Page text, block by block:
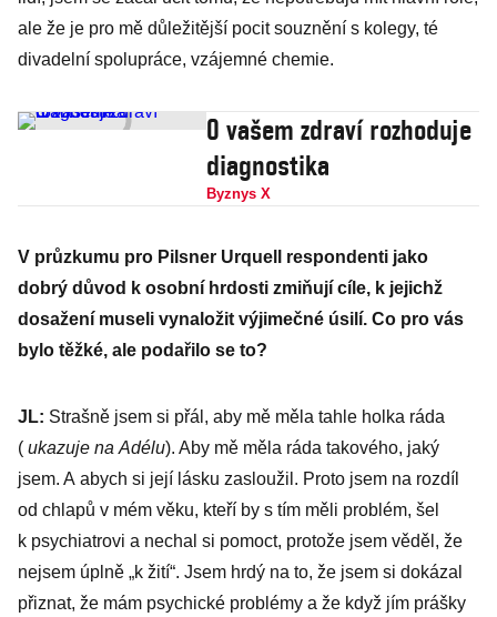
ale že je pro mě důležitější pocit souznění s kolegy, té
divadelní spolupráce, vzájemné chemie.
O vašem zdraví rozhoduje
diagnostika
Byznys X
V průzkumu pro Pilsner Urquell respondenti jako
dobrý důvod k osobní hrdosti zmiňují cíle, k jejichž
dosažení museli vynaložit výjimečné úsilí. Co pro vás
bylo těžké, ale podařilo se to?
JL: Strašně jsem si přál, aby mě měla tahle holka ráda
( ukazuje na Adélu). Aby mě měla ráda takového, jaký
jsem. A abych si její lásku zasloužil. Proto jsem na rozdíl
od chlapů v mém věku, kteří by s tím měli problém, šel
k psychiatrovi a nechal si pomoct, protože jsem věděl, že
nejsem úplně „k žití“. Jsem hrdý na to, že jsem si dokázal
přiznat, že mám psychické problémy a že když jím prášky